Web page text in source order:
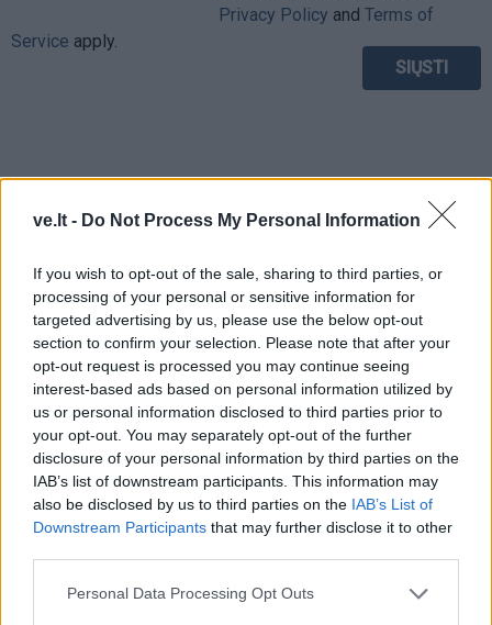
ve.lt - Do Not Process My Personal Information
If you wish to opt-out of the sale, sharing to third parties, or
processing of your personal or sensitive information for
targeted advertising by us, please use the below opt-out
section to confirm your selection. Please note that after your
opt-out request is processed you may continue seeing
interest-based ads based on personal information utilized by
us or personal information disclosed to third parties prior to
your opt-out. You may separately opt-out of the further
disclosure of your personal information by third parties on the
IAB’s list of downstream participants. This information may
also be disclosed by us to third parties on the IAB’s List of
Downstream Participants that may further disclose it to other
Personal Data Processing Opt Outs
Privacy Policy and Terms of
Service apply.
TAIP PAT SKAITYKITE